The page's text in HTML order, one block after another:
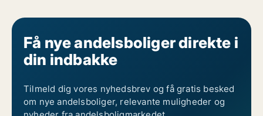
Få nye andelsboliger direkte i
din indbakke
Tilmeld dig vores nyhedsbrev og få gratis besked
om nye andelsboliger, relevante muligheder og